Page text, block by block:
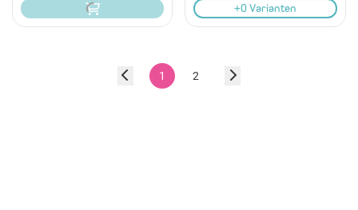
+0 Varianten
1 2